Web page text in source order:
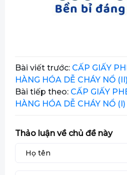
Bài viết trước: CẤP GIẤY
HÀNG HÓA DỄ CHÁY NỔ (II)
Bài tiếp theo: CẤP GIẤY
HÀNG HÓA DỄ CHÁY NỔ (I)
Thảo luận về chủ đề này